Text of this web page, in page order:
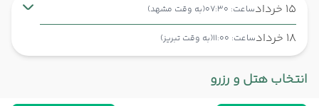
15 خرداد ساعت: 07:30 (به وقت مشهد)
18 خرداد ساعت: 11:00 (به وقت تبریز)
شروع سفر مشهد ,
انتخاب هتل و رزرو